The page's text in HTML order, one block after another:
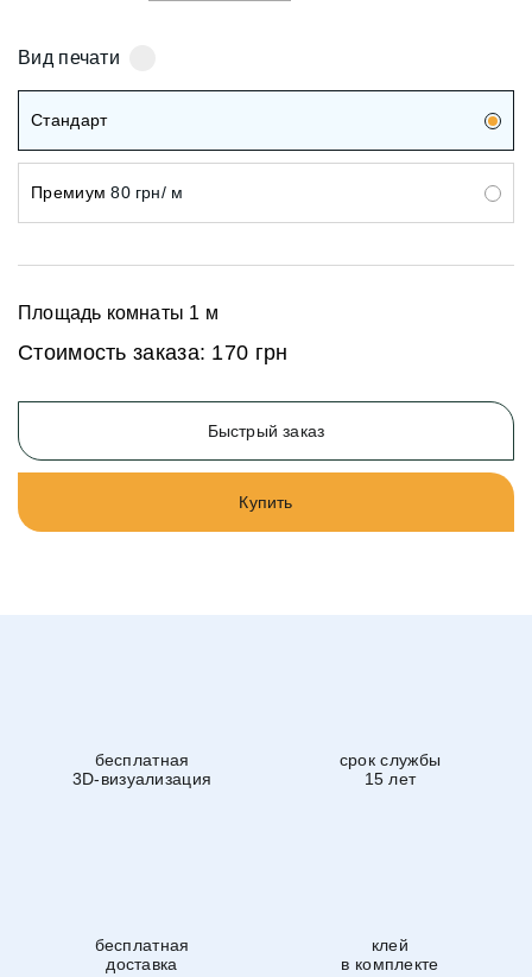
Вид печати
Стандарт
Премиум 80 грн/ м
Площадь комнаты 1 м
Стоимость заказа: 170 грн
Быстрый заказ
Купить
бесплатная
3D-визуализация
срок службы
15 лет
бесплатная
доставка
клей
в комплекте